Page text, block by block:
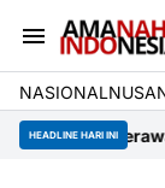
NASIONAL
HEADLINE HARI INI
Berawan